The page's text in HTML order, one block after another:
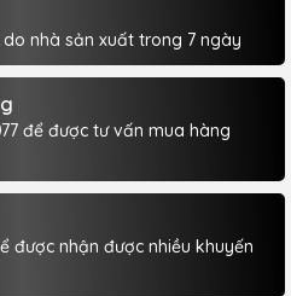
nhà sản xuất trong 7 ngày
để được tư vấn mua hàng
được nhận được nhiều khuyến